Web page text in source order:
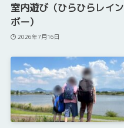
室内遊び（ひらひらレイン
ボー）
2026年7月16日